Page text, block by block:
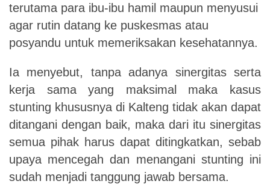
terutama para ibu-ibu hamil maupun menyusui
agar rutin datang ke puskesmas atau
posyandu untuk memeriksakan kesehatannya.
Ia menyebut, tanpa adanya sinergitas serta
kerja sama yang maksimal maka kasus
stunting khususnya di Kalteng tidak akan dapat
ditangani dengan baik, maka dari itu sinergitas
semua pihak harus dapat ditingkatkan, sebab
upaya mencegah dan menangani stunting ini
sudah menjadi tanggung jawab bersama.